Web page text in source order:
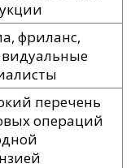
фриланс,
перечень
операций